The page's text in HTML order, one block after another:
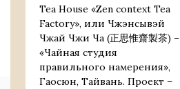
Tea House «Zen context Tea
Factory», или Чжэнсывэй
Чжай Чжи Ча (正思惟齋製茶) –
«Чайная студия
правильного намерения»,
Гаосюн, Тайвань. Проект –